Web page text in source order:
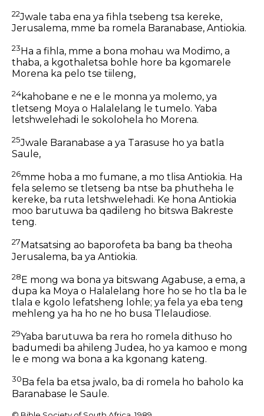
22Jwale taba ena ya fihla tsebeng tsa kereke,
Jerusalema, mme ba romela Baranabase, Antiokia.
23 Ha a fihla, mme a bona mohau wa Modimo, a
thaba, a kgothaletsa bohle hore ba kgomarele
Morena ka pelo tse tiileng,
24kahobane e ne e le monna ya molemo, ya
tletseng Moya o Halalelang le tumelo. Yaba
letshwelehadi le sokolohela ho Morena.
25Jwale Baranabase a ya Tarasuse ho ya batla
Saule,
26mme hoba a mo fumane, a mo tlisa Antiokia. Ha
fela selemo se tletseng ba ntse ba phutheha le
kereke, ba ruta letshwelehadi. Ke hona Antiokia
moo barutuwa ba qadileng ho bitswa Bakreste
teng.
27 Matsatsing ao baporofeta ba bang ba theoha
Jerusalema, ba ya Antiokia.
28E mong wa bona ya bitswang Agabuse, a ema, a
dupa ka Moya o Halalelang hore ho se ho tla ba le
tlala e kgolo lefatsheng lohle; ya fela ya eba teng
mehleng ya ha ho ne ho busa Tlelaudiose.
29Yaba barutuwa ba rera ho romela dithuso ho
badumedi ba ahileng Judea, ho ya kamoo e mong
le e mong wa bona a ka kgonang kateng.
30 Ba fela ba etsa jwalo, ba di romela ho baholo ka
Baranabase le Saule.